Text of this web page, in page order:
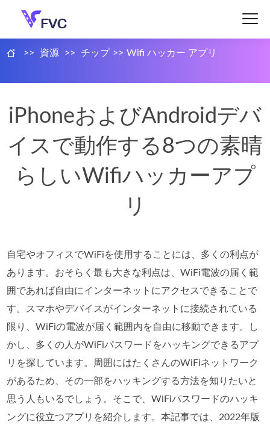
>> 資源 >> チップ >> Wifi ハッカー アプリ
iPhoneおよびAndroidデバ
イスで動作する8つの素晴
らしいWifiハッカーアプ
リ
自宅やオフィスでWiFiを使用することには、多くの利点が
あります。おそらく最も大きな利点は、WiFi電波の届く範
囲であれば自由にインターネットにアクセスできることで
す。スマホやデバイスがインターネットに接続されている
限り、WiFiの電波が届く範囲内を自由に移動できます。し
かし、多くの人がWiFiパスワードをハッキングできるアプ
リを探しています。周囲にはたくさんのWiFiネットワーク
があるため、その一部をハッキングする方法を知りたいと
思う人もいるでしょう。そこで、WiFiパスワードのハッキ
ングに役立つアプリを紹介します。本記事では、2022年版